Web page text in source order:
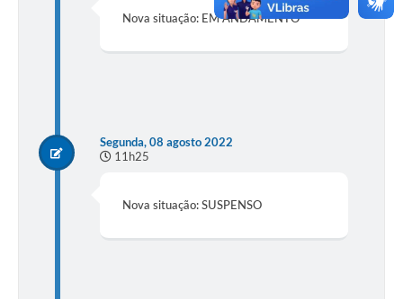
Nova situação: EM ANDAMENTO
Segunda, 08 agosto 2022
11h25
Nova situação: SUSPENSO